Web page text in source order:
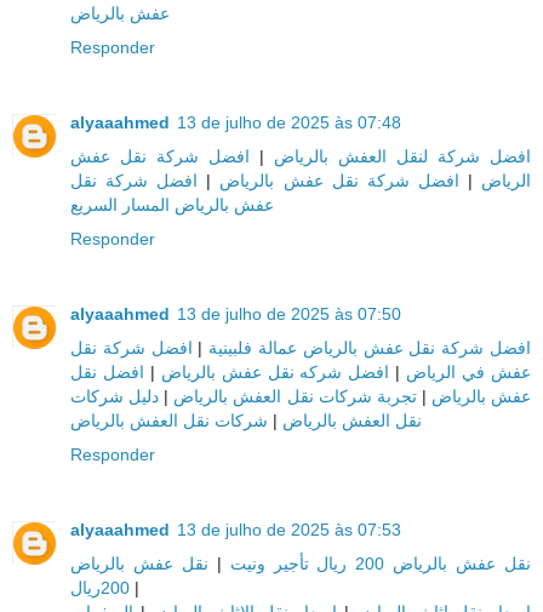
عفش بالرياض
Responder
alyaaahmed 13 de julho de 2025 às 07:48
افضل شركة لنقل العفش بالرياض | افضل شركة نقل عفش
الرياض | افضل شركة نقل عفش بالرياض | افضل شركة نقل
عفش بالرياض المسار السريع
Responder
alyaaahmed 13 de julho de 2025 às 07:50
افضل شركة نقل عفش بالرياض عمالة فلبينية | افضل شركة نقل
عفش في الرياض | افضل شركه نقل عفش بالرياض | افضل نقل
عفش بالرياض |تجربة شركات نقل العفش بالرياض | دليل شركات
نقل العفش بالرياض | شركات نقل العفش بالرياض
Responder
alyaaahmed 13 de julho de 2025 às 07:53
نقل عفش بالرياض 200 ريال تأجير ونيت
| نقل عفش بالرياض
200ريال |